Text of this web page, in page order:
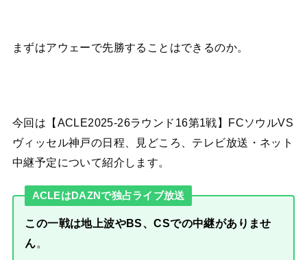
まずはアウェーで先勝することはできるのか。
今回は【ACLE2025-26ラウンド16第1戦】FCソウルVS
ヴィッセル神戸の日程、見どころ、テレビ放送・ネット
中継予定について紹介します。
ACLEはDAZNで独占ライブ放送
この一戦は地上波やBS、CSでの中継がありませ
ん。